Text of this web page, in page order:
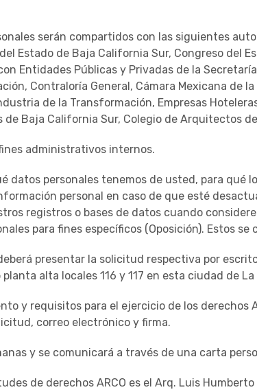
serán compartidos con las siguientes
Estado de Baja California Sur, Congreso del
Entidades Públicas y Privadas de la
Contraloría General, Cámara Mexicana de
de la Transformación, Empresas
Baja California Sur, Colegio de Arquitectos
administrativos internos.
personales tenemos de usted, para qué
personal en caso de que esté
registros o bases de datos cuando
para fines específicos (Oposición). Estos se
presentar la solicitud respectiva por
alta locales 116 y 117 en esta ciudad de La
y requisitos para el ejercicio de los
correo electrónico y firma.
y se comunicará a través de una carta
de derechos ARCO es el Arq. Luis